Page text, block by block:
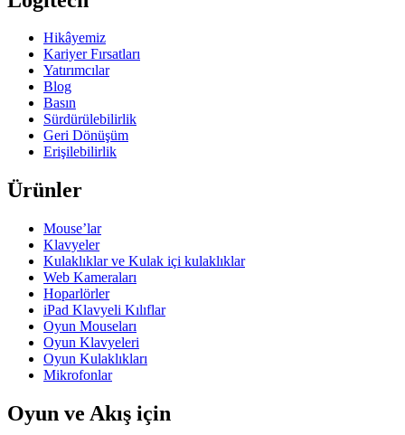
Hikâyemiz
Kariyer Fırsatları
Yatırımcılar
Blog
Basın
Sürdürülebilirlik
Geri Dönüşüm
Erişilebilirlik
Ürünler
Mouse’lar
Klavyeler
Kulaklıklar ve Kulak içi kulaklıklar
Web Kameraları
Hoparlörler
iPad Klavyeli Kılıflar
Oyun Mouseları
Oyun Klavyeleri
Oyun Kulaklıkları
Mikrofonlar
Oyun ve Akış için